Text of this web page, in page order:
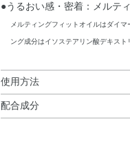
●うるおい感・密着：メルテ
メルティングフィットオイルはダイ
ング成分はイソステアリン酸デキスト
使用方法
使用方法
配合成分